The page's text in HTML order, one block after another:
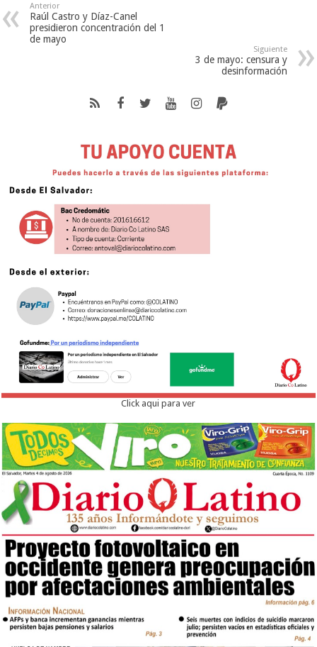
Anterior
Raúl Castro y Díaz-Canel
presidieron concentración del 1
de mayo
Siguiente
3 de mayo: censura y
desinformación
Click aqui para ver